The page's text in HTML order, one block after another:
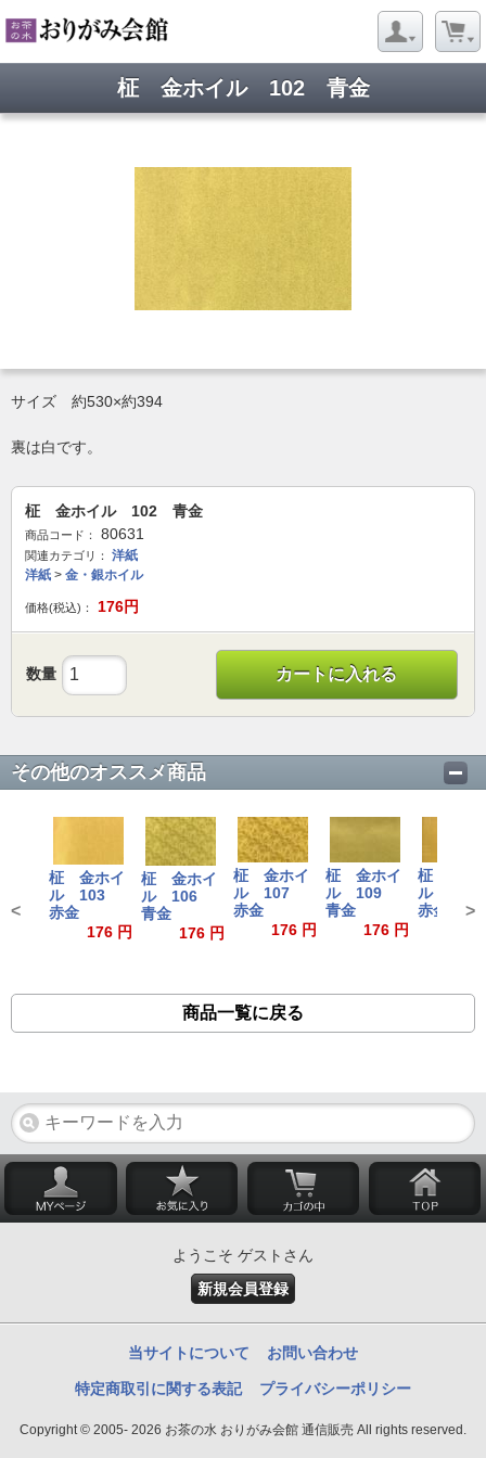
柾 金ホイル 102 青金
サイズ 約530×約394
裏は白です。
柾 金ホイル 102 青金
商品コード： 80631
関連カテゴリ：
洋紙
洋紙 > 金・銀ホイル
価格(税込)： 176円
数量 カートに入れる
その他のオススメ商品
柾 金ホイ
ル 103
赤金
176 円
柾 金ホイ
ル 106
青金
176 円
柾 金ホイ
ル 107
赤金
176 円
柾 金ホイ
ル 109
青金
176 円
柾 金ホ
ル
赤金
< >
商品一覧に戻る
ようこそ ゲストさん
新規会員登録
当サイトについて お問い合わせ
特定商取引に関する表記 プライバシーポリシー
Copyright © 2005- 2026 お茶の水 おりがみ会館 通信販売 All rights reserved.